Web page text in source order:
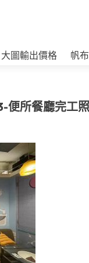
大圖輸出價格 帆
所餐廳完工照